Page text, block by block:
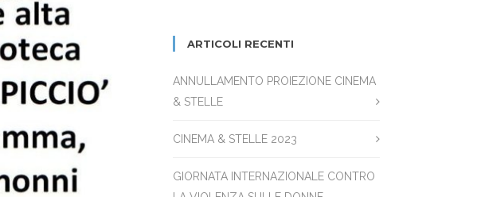
ARTICOLI RECENTI
ANNULLAMENTO PROIEZIONE CINEMA
& STELLE
CINEMA & STELLE 2023
GIORNATA INTERNAZIONALE CONTRO